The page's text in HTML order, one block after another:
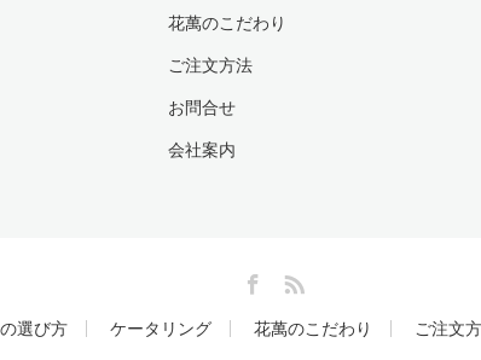
花萬のこだわり
ご注文方法
お問合せ
会社案内
選び方 ケータリング 花萬のこだわり ご注文